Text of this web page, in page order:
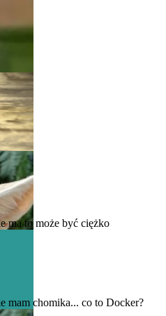
ma to może być ciężko
mam chomika... co to Docker?